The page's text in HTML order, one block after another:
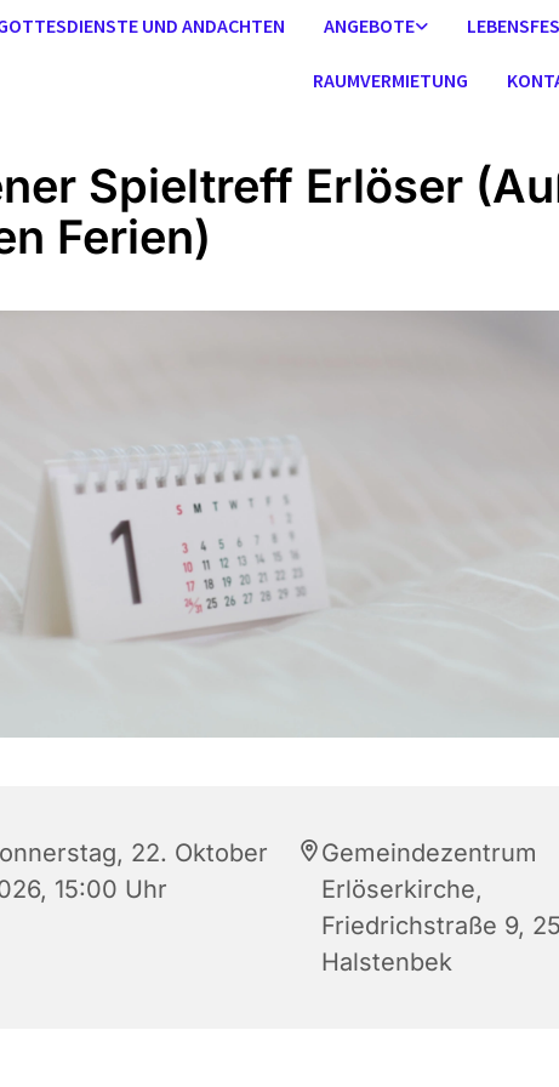
UND ANDACHTEN ANGEBOTE
RAUMVERMIETUNG
Spieltreff Erlöser
Ferien)
22. Oktober
15:00 Uhr
Gemeindezentrum
Erlöserkirche,
Friedrichstraße 9,
Halstenbek